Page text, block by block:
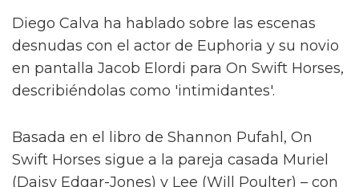
Diego Calva ha hablado sobre las escenas
desnudas con el actor de Euphoria y su novio
en pantalla Jacob Elordi para On Swift Horses,
describiéndolas como 'intimidantes'.
Basada en el libro de Shannon Pufahl, On
Swift Horses sigue a la pareja casada Muriel
(Daisy Edgar-Jones) y Lee (Will Poulter) – con